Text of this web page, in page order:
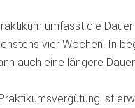
umfasst die
vier Wochen. In
auch eine längere
ist